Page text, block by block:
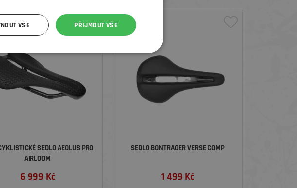
SEDLO AEOLUS PRO
AIRLOOM
6 999 Kč
SEDLO BONTRAGER VERSE COMP
1 499 Kč
PŘIJMOUT VŠE
VŠE